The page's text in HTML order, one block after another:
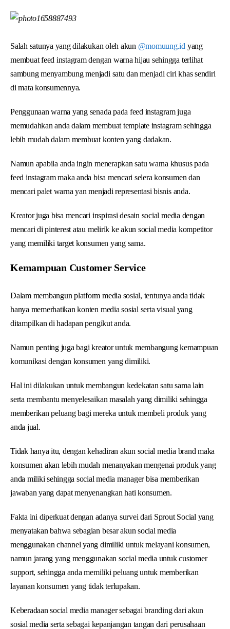
Salah satunya yang dilakukan oleh akun @momuung.id yang
membuat feed instagram dengan warna hijau sehingga terlihat
sambung menyambung menjadi satu dan menjadi ciri khas sendiri
di mata konsumennya.
Penggunaan warna yang senada pada feed instagram juga
memudahkan anda dalam membuat template instagram sehingga
lebih mudah dalam membuat konten yang dadakan.
Namun apabila anda ingin menerapkan satu warna khusus pada
feed instagram maka anda bisa mencari selera konsumen dan
mencari palet warna yan menjadi representasi bisnis anda.
Kreator juga bisa mencari inspirasi desain social media dengan
mencari di pinterest atau melirik ke akun social media kompetitor
yang memiliki target konsumen yang sama.
Kemampuan Customer Service
Dalam membangun platform media sosial, tentunya anda tidak
hanya memerhatikan konten media sosial serta visual yang
ditampilkan di hadapan pengikut anda.
Namun penting juga bagi kreator untuk membangung kemampuan
komunikasi dengan konsumen yang dimiliki.
Hal ini dilakukan untuk membangun kedekatan satu sama lain
serta membantu menyelesaikan masalah yang dimiliki sehingga
memberikan peluang bagi mereka untuk membeli produk yang
anda jual.
Tidak hanya itu, dengan kehadiran akun social media brand maka
konsumen akan lebih mudah menanyakan mengenai produk yang
anda miliki sehingga social media manager bisa memberikan
jawaban yang dapat menyenangkan hati konsumen.
Fakta ini diperkuat dengan adanya survei dari Sprout Social yang
menyatakan bahwa sebagian besar akun social media
menggunakan channel yang dimiliki untuk melayani konsumen,
namun jarang yang menggunakan social media untuk customer
support, sehingga anda memiliki peluang untuk memberikan
layanan konsumen yang tidak terlupakan.
Keberadaan social media manager sebagai branding dari akun
sosial media serta sebagai kepanjangan tangan dari perusahaan